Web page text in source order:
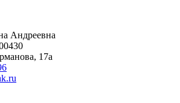
Андреевна
17а